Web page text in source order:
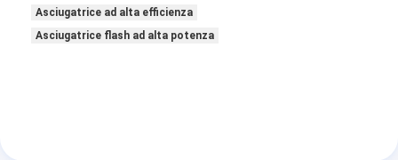
Asciugatrice ad alta efficienza
Asciugatrice flash ad alta potenza